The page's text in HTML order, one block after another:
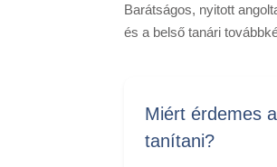
Barátságos, nyitott
és a belső tanári
Miért érdemes
tanítani?